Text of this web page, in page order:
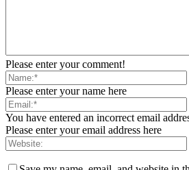
Please enter your comment!
Please enter your name here
You have entered an incorrect email
Please enter your email address here